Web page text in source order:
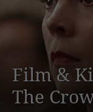
Film &
The